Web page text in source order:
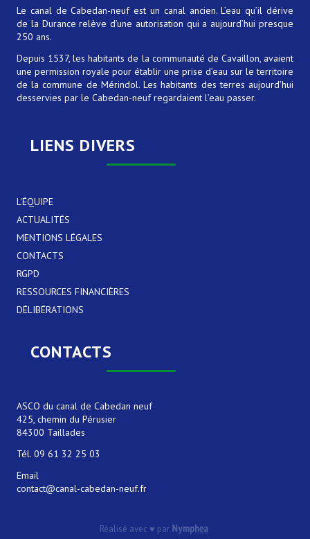
L'Asco
Contrat de canal
CONTRAT DE CANAL N° 2
ACTUALITÉS
CONTACT
Le canal de Cabedan-neuf est un canal ancien. L’eau qu’il dérive
de la Durance relève d’une autorisation qui a aujourd’hui presque
250 ans.
Depuis 1537, les habitants de la communauté de Cavaillon, avaient
une permission royale pour établir une prise d’eau sur le territoire
de la commune de Mérindol. Les habitants des terres aujourd’hui
desservies par le Cabedan-neuf regardaient l’eau passer.
LIENS DIVERS
L'ÉQUIPE
ACTUALITÉS
MENTIONS LÉGALES
CONTACTS
RGPD
RESSOURCES FINANCIÈRES
DÉLIBÉRATIONS
CONTACTS
ASCO du canal de Cabedan neuf
425, chemin du Pérusier
84300 Taillades
Tél. 09 61 32 25 03
Email
contact@canal-cabedan-neuf.fr
Réalisé avec ♥ par